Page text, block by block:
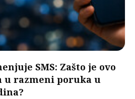
SMS: Zašto je ovo
u razmeni poruka u